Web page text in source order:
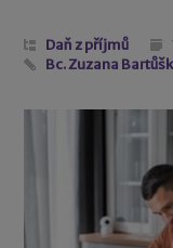
Daň z příjmů
Bc. Zuzana